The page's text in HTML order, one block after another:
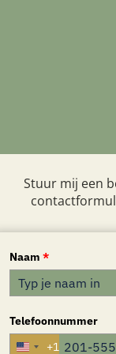
Stuur mij een
Naam *
Telefoonnummer
U
+1